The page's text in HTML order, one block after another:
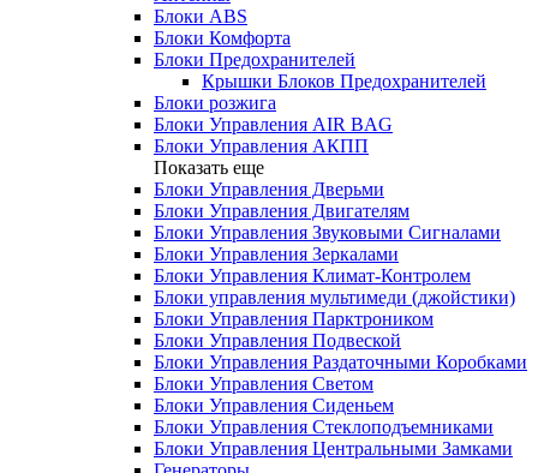
Блоки ABS
Блоки Комфорта
Блоки Предохранителей
Крышки Блоков Предохранителей
Блоки розжига
Блоки Управления AIR BAG
Блоки Управления АКПП
Показать еще
Блоки Управления Дверьми
Блоки Управления Двигателям
Блоки Управления Звуковыми Сигналами
Блоки Управления Зеркалами
Блоки Управления Климат-Контролем
Блоки управления мультимеди (джойстики)
Блоки Управления Парктроником
Блоки Управления Подвеской
Блоки Управления Раздаточными Коробками
Блоки Управления Светом
Блоки Управления Сиденьем
Блоки Управления Стеклоподъемниками
Блоки Управления Центральными Замками